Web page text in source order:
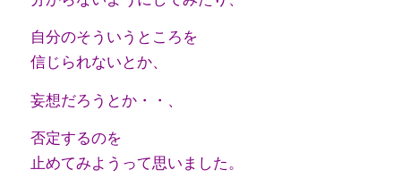
自分のそういうところを
信じられないとか、
妄想だろうとか・・、
否定するのを
止めてみようって思いました。